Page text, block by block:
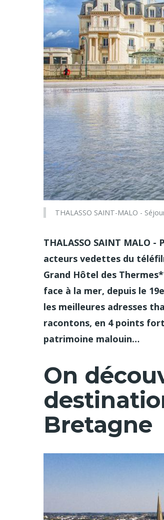
THALASSO SAINT-MALO -
THALASSO SAINT MALO
acteurs vedettes du
Grand Hôtel des
face à la mer, depuis le
les meilleures adresses
racontons, en 4 points
patrimoine malouin…
On
Bretagne